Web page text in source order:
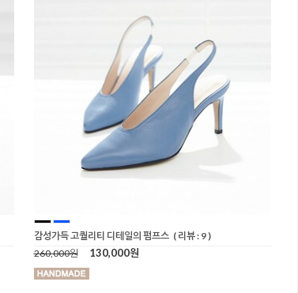
감성가득 고퀄리티 디테일의 펌프스 ( 리뷰 : 9 )
260,000원
130,000원